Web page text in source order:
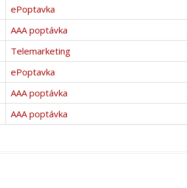
ePoptavka
AAA poptávka
Telemarketing
ePoptavka
AAA poptávka
AAA poptávka